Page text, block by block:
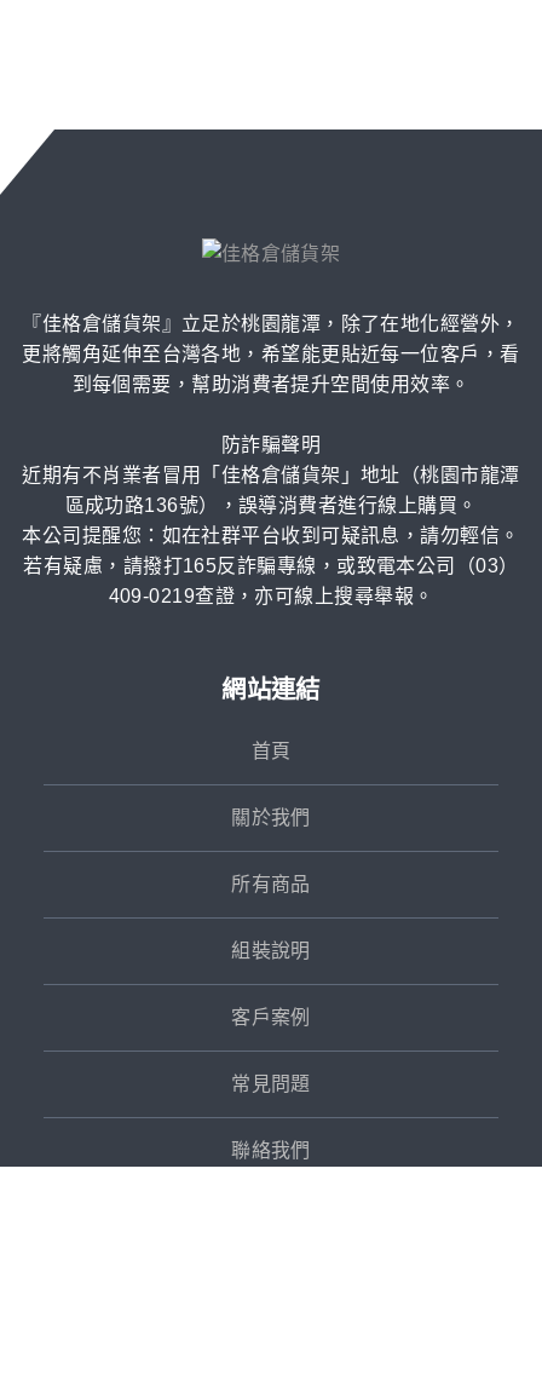
『佳格倉儲貨架』立足於桃園龍潭，除了在地化經營外，
更將觸角延伸至台灣各地，希望能更貼近每一位客戶，看
到每個需要，幫助消費者提升空間使用效率。
防詐騙聲明
近期有不肖業者冒用「佳格倉儲貨架」地址（桃園市龍潭
區成功路136號），誤導消費者進行線上購買。
本公司提醒您：如在社群平台收到可疑訊息，請勿輕信。
若有疑慮，請撥打165反詐騙專線，或致電本公司（03）
409-0219查證，亦可線上搜尋舉報。
網站連結
首頁
關於我們
所有商品
組裝說明
客戶案例
常見問題
聯絡我們